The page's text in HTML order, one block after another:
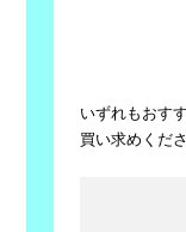
いずれもおす
買い求めくだ